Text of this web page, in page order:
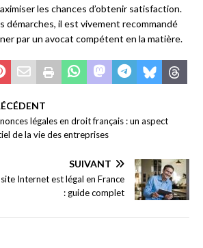
les chances d’obtenir satisfaction.
démarches, il est vivement recommandé
par un avocat compétent en la matière.
légales en droit français : un aspect
de la vie des entreprises
SUIVANT
Internet est légal en France
: guide complet